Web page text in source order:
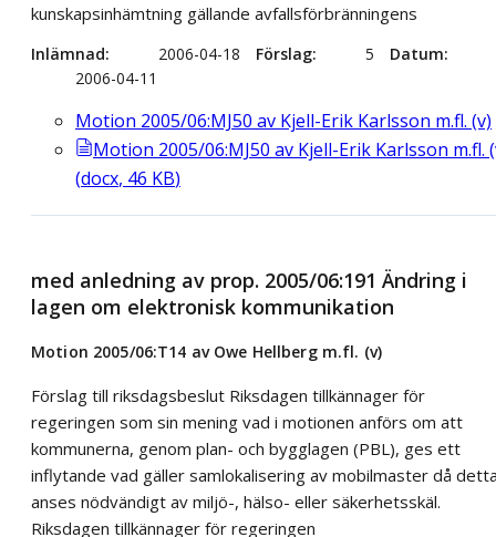
kunskapsinhämtning gällande avfallsförbränningens
Inlämnad 2006-04-18 Förslag 5
Datum
2006-04-11
Motion 2005/06:MJ50 av Kjell-Erik Karlsson m.fl. (v)
Motion 2005/06:MJ50 av Kjell-Erik Karlsson m.fl.
(docx, 46 KB)
med anledning av prop. 2005/06:191 Ändring i
lagen om elektronisk kommunikation
Motion 2005/06:T14 av Owe Hellberg m.fl. (v)
Förslag till riksdagsbeslut Riksdagen tillkännager för
regeringen som sin mening vad i motionen anförs om att
kommunerna, genom plan- och bygglagen (PBL), ges ett
inflytande vad gäller samlokalisering av mobilmaster då
anses nödvändigt av miljö-, hälso- eller säkerhetsskäl.
Riksdagen tillkännager för regeringen